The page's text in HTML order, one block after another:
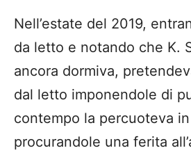
Nell’estate del 2019,
da letto e notando che K.
ancora dormiva,
dal letto imponendole di
contempo la percuoteva
procurandole una ferita